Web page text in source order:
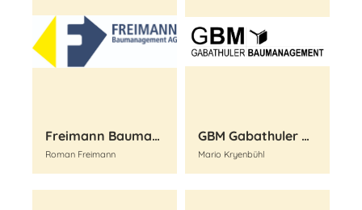
Freimann Baumanagement AG
Roman Freimann
GBM Gabathuler Baumanagement GmbH
Mario Kryenbühl